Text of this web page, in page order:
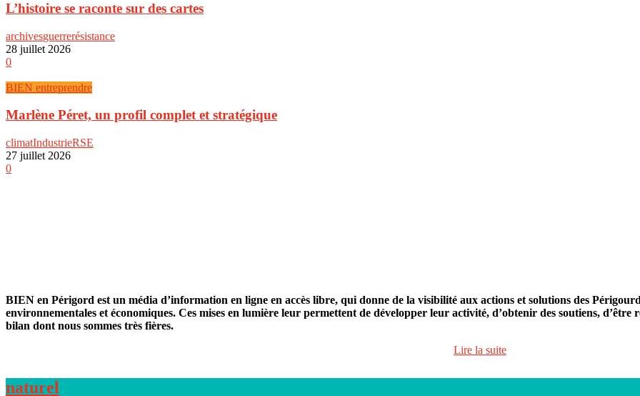
L’histoire se raconte sur des cartes
archivesguerrerésistance
28 juillet 2026
0
BIEN entreprendre
Marlène Péret, un profil complet et stratégique
climatIndustrieRSE
27 juillet 2026
0
BIEN en Périgord est un média d’information en ligne en accès libre, qui donne de la visibilité aux actions et solutions des
environnementales et économiques. Ces mises en lumière leur permettent de développer leur activité, d’obtenir des soutiens,
bilan dont nous sommes très fières.
Lire la suite
naturel